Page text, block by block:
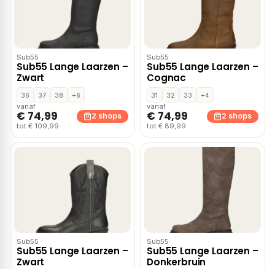
Sub55
Sub55 Lange Laarzen –
Zwart
36 37 38
+6
vanaf
€ 74,99
tot € 109,99
2 shops
Sub55
Sub55 Lange Laarzen –
Cognac
31 32 33
+4
vanaf
€ 74,99
tot € 89,99
2 shops
Sub55
Sub55 Lange Laarzen –
Zwart
Sub55
Sub55 Lange Laarzen –
Donkerbruin